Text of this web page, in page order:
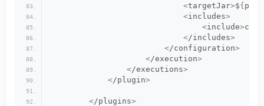
<targetJar>${
<includes>
<include>
</includes>
</configuration>
</execution>
</executions>
</plugin>
</plugins>